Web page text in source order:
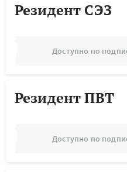
Резидент СЭЗ
Доступно по
Резидент ПВТ
Доступно по